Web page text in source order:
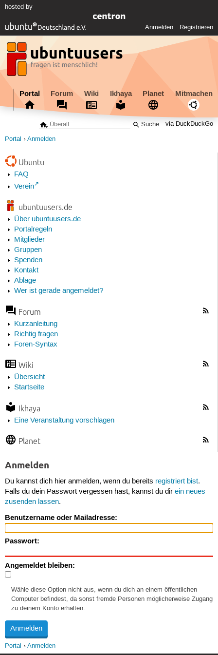
hosted by
Anmelden Registrieren
Portal Forum Wiki Ikhaya Planet Mitmachen
via DuckDuckGo
Portal Anmelden
Ubuntu
FAQ
Verein
ubuntuusers.de
Über ubuntuusers.de
Portalregeln
Mitglieder
Gruppen
Spenden
Kontakt
Ablage
Wer ist gerade angemeldet?
Forum
Kurzanleitung
Richtig fragen
Foren-Syntax
Wiki
Übersicht
Startseite
Ikhaya
Eine Veranstaltung vorschlagen
Planet
Anmelden
Du kannst dich hier anmelden, wenn du bereits registriert bist.
Falls du dein Passwort vergessen hast, kannst du dir ein neues
zusenden lassen.
Benutzername oder Mailadresse:
Passwort:
Angemeldet bleiben:
Wähle diese Option nicht aus, wenn du dich an einem öffentlichen
Computer befindest, da sonst fremde Personen möglicherweise Zugang
zu deinem Konto erhalten.
Portal Anmelden